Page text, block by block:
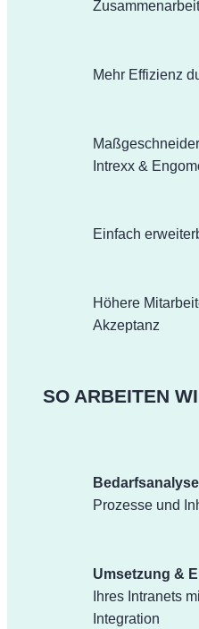
Zusammenarbeit
Mehr Effizienz
Intrexx &
Einfach
Höhere
Akzeptanz
SO ARBEITEN
Prozesse und
Umsetzung &
Ihres Intranets
Integration